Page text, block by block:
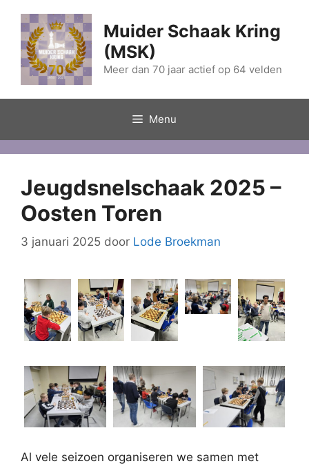
naar
inhoud
Muider Schaak Kring
(MSK)
Meer dan 70 jaar actief op 64 velden
Menu
Jeugdsnelschaak 2025 –
Oosten Toren
3 januari 2025 door Lode Broekman
Al vele seizoen organiseren we samen met